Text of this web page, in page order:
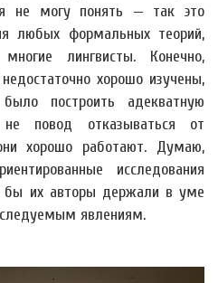
не могу понять — так это
любых формальных теорий,
лингвисты. Конечно,
хорошо изучены,
построить адекватную
повод отказываться от
хорошо работают. Думаю,
исследования
бы их авторы держали в уме
явлениям.